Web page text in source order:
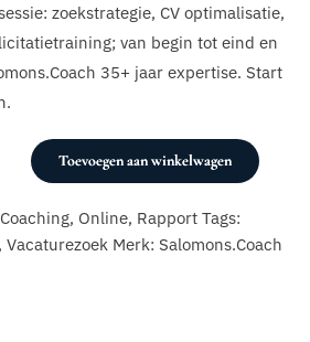
zoekstrategie, CV optimalisatie,
van begin tot eind en
35+ jaar expertise. Start
Toevoegen aan winkelwagen
Coaching, Online, Rapport Tags:
, Vacaturezoek Merk: Salomons.Coach